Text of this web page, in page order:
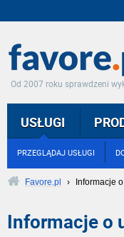
Od 2007 roku sprawdzeni
USŁUGI
PRZEGLĄDAJ USŁUGI
Favore.pl › Informacje
Informacje o